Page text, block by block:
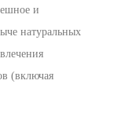
и
натуральных
(включая